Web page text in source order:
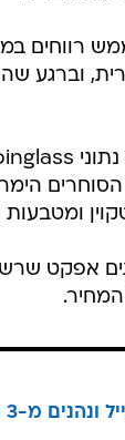
וברגע
בלבד, כאשר רוב
אפקט